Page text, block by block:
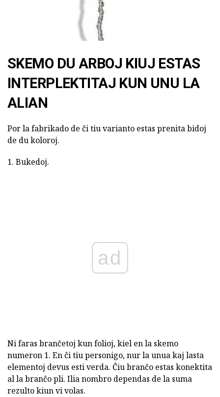
SKEMO DU ARBOJ KIUJ ESTAS
INTERPLEKTITAJ KUN UNU LA
ALIAN
Por la fabrikado de ĉi tiu varianto estas prenita bidoj
de du koloroj.
1. Bukedoj.
ad
Ni faras branĉetoj kun folioj, kiel en la skemo
numeron 1. En ĉi tiu personigo, nur la unua kaj lasta
elementoj devus esti verda. Ĉiu branĉo estas konektita
al la branĉo pli. Ilia nombro dependas de la suma
rezulto kiun vi volas.